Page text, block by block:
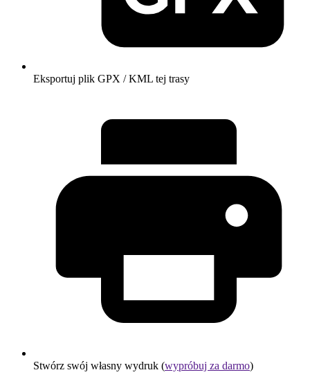
Eksportuj plik GPX / KML tej trasy
Stwórz swój własny wydruk (wypróbuj za darmo)